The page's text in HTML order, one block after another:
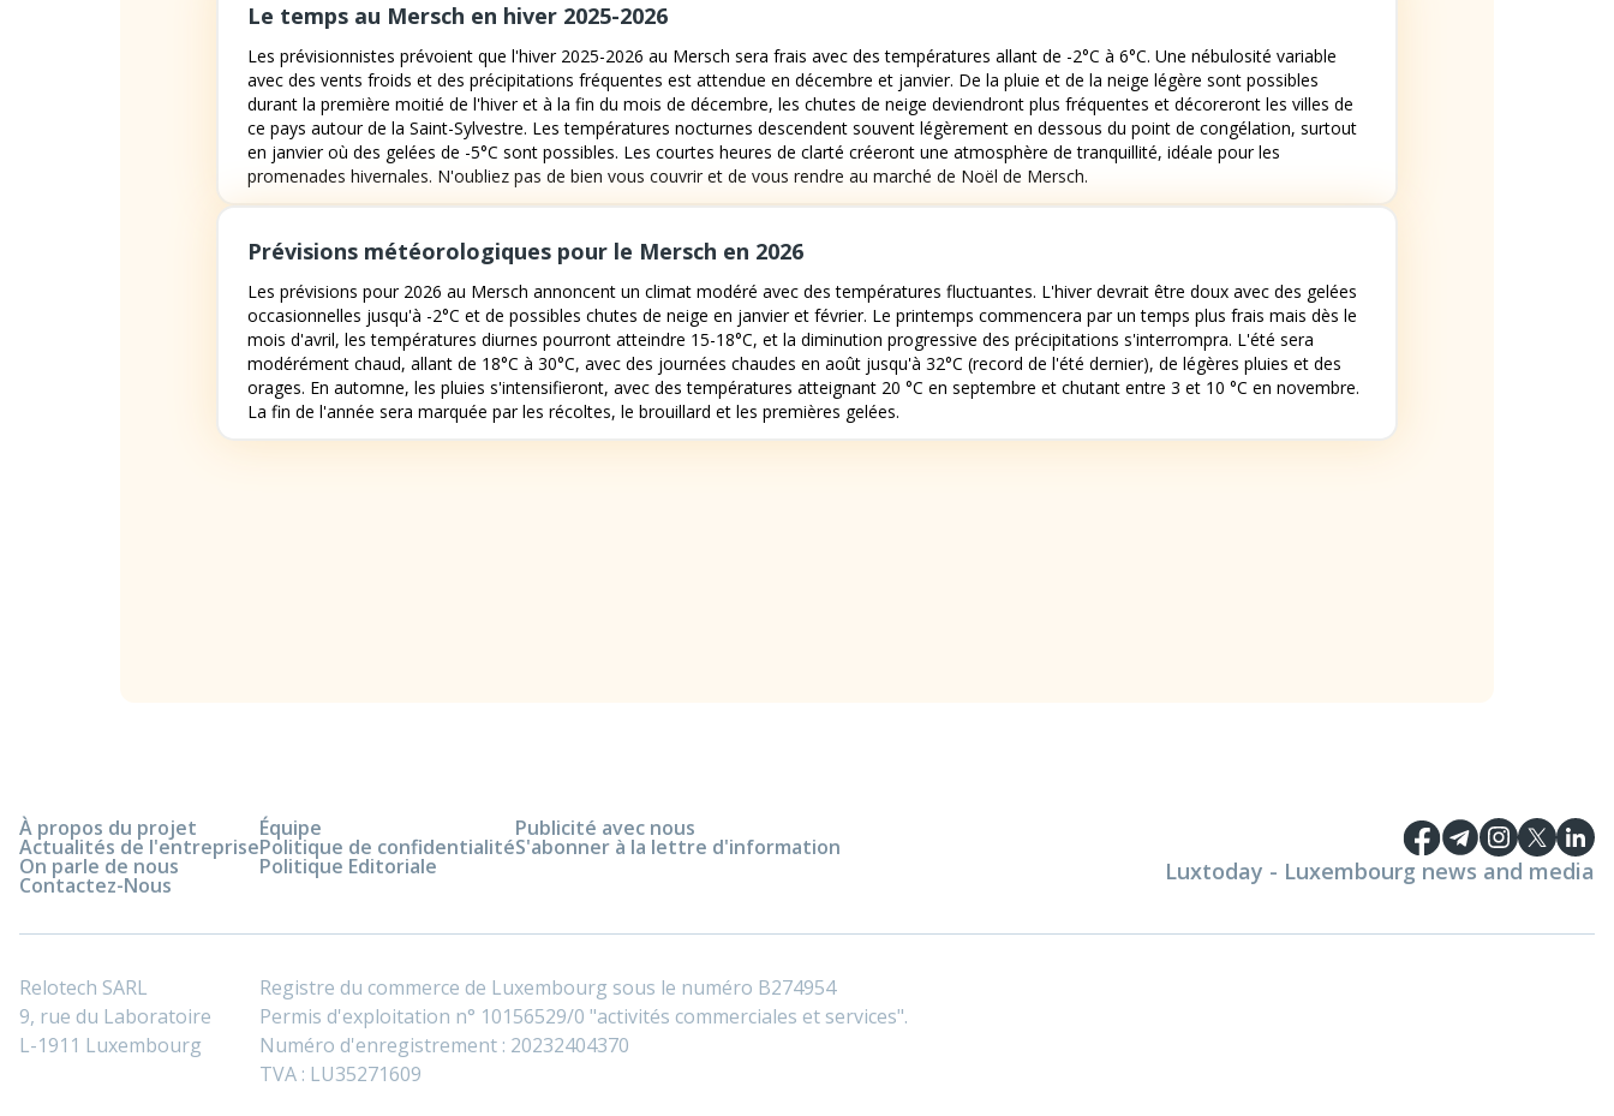
Le temps au Mersch en hiver 2025-2026
Les prévisionnistes prévoient que l'hiver 2025-2026 au Mersch sera frais avec des températures allant de -2°C à 6°C. Une nébulosité variable
avec des vents froids et des précipitations fréquentes est attendue en décembre et janvier. De la pluie et de la neige légère sont possibles
durant la première moitié de l'hiver et à la fin du mois de décembre, les chutes de neige deviendront plus fréquentes et décoreront les villes de
ce pays autour de la Saint-Sylvestre. Les températures nocturnes descendent souvent légèrement en dessous du point de congélation, surtout
en janvier où des gelées de -5°C sont possibles. Les courtes heures de clarté créeront une atmosphère de tranquillité, idéale pour les
promenades hivernales. N'oubliez pas de bien vous couvrir et de vous rendre au marché de Noël de Mersch.
Prévisions météorologiques pour le Mersch en 2026
Les prévisions pour 2026 au Mersch annoncent un climat modéré avec des températures fluctuantes. L'hiver devrait être doux avec des gelées
occasionnelles jusqu'à -2°C et de possibles chutes de neige en janvier et février. Le printemps commencera par un temps plus frais mais dès le
mois d'avril, les températures diurnes pourront atteindre 15-18°C, et la diminution progressive des précipitations s'interrompra. L'été sera
modérément chaud, allant de 18°C à 30°C, avec des journées chaudes en août jusqu'à 32°C (record de l'été dernier), de légères pluies et des
orages. En automne, les pluies s'intensifieront, avec des températures atteignant 20 °C en septembre et chutant entre 3 et 10 °C en novembre.
La fin de l'année sera marquée par les récoltes, le brouillard et les premières gelées.
À propos du projet
Actualités de l'entreprise
On parle de nous
Contactez-Nous
Équipe
Politique de confidentialité
Politique Editoriale
Publicité avec nous
S'abonner à la lettre d'information
Luxtoday - Luxembourg news and media
Relotech SARL
9, rue du Laboratoire
L-1911 Luxembourg
Registre du commerce de Luxembourg sous le numéro B274954
Permis d'exploitation n° 10156529/0 "activités commerciales et services".
Numéro d'enregistrement : 20232404370
TVA : LU35271609